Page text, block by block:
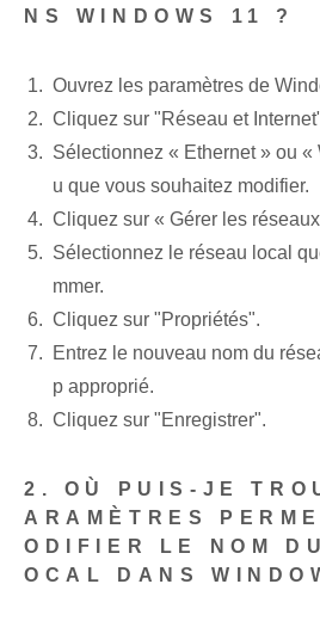
NS WINDOWS 11 ?
Ouvrez les paramètres de
Cliquez sur "Réseau et
Sélectionnez « Ethernet » ou
u que vous souhaitez modifier.
Cliquez sur « Gérer les
Sélectionnez le réseau local
mmer.
Cliquez sur "Propriétés".
Entrez le nouveau nom du
p approprié.
Cliquez sur "Enregistrer".
2. OÙ PUIS-JE
ARAMÈTRES
ODIFIER LE NOM
OCAL DANS